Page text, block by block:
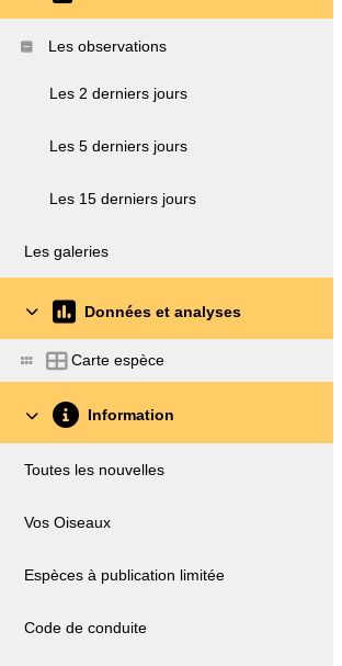
Les observations
Les 2 derniers jours
Les 5 derniers jours
Les 15 derniers jours
Les galeries
Données et analyses
Carte espèce
Information
Toutes les nouvelles
Vos Oiseaux
Espèces à publication limitée
Code de conduite